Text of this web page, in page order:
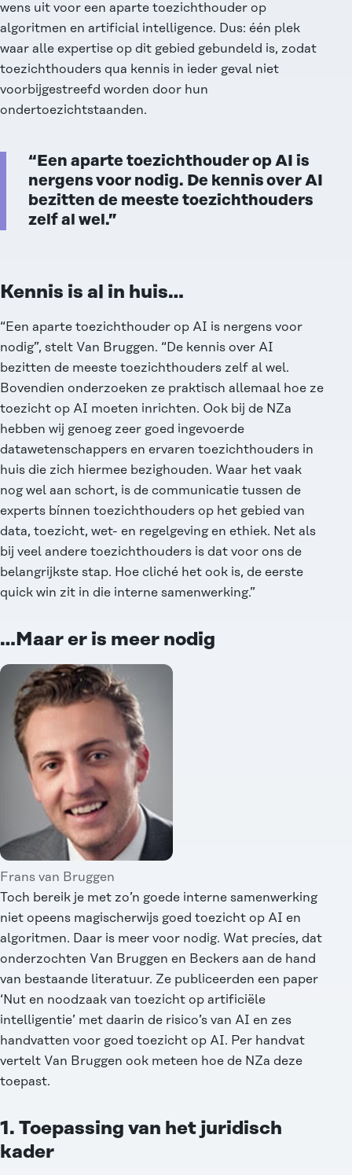
wens uit voor een aparte toezichthouder op
algoritmen en artificial intelligence. Dus: één plek
waar alle expertise op dit gebied gebundeld is, zodat
toezichthouders qua kennis in ieder geval niet
voorbijgestreefd worden door hun
ondertoezichtstaanden.
“Een aparte toezichthouder op AI is
nergens voor nodig. De kennis over AI
bezitten de meeste toezichthouders
zelf al wel.”
Kennis is al in huis…
“Een aparte toezichthouder op AI is nergens voor
nodig”, stelt Van Bruggen. “De kennis over AI
bezitten de meeste toezichthouders zelf al wel.
Bovendien onderzoeken ze praktisch allemaal hoe ze
toezicht op AI moeten inrichten. Ook bij de NZa
hebben wij genoeg zeer goed ingevoerde
datawetenschappers en ervaren toezichthouders in
huis die zich hiermee bezighouden. Waar het vaak
nog wel aan schort, is de communicatie tussen de
experts bínnen toezichthouders op het gebied van
data, toezicht, wet- en regelgeving en ethiek. Net als
bij veel andere toezichthouders is dat voor ons de
belangrijkste stap. Hoe cliché het ook is, de eerste
quick win zit in die interne samenwerking.”
…Maar er is meer nodig
Frans van Bruggen
Toch bereik je met zo’n goede interne samenwerking
niet opeens magischerwijs goed toezicht op AI en
algoritmen. Daar is meer voor nodig. Wat precíes, dat
onderzochten Van Bruggen en Beckers aan de hand
van bestaande literatuur. Ze publiceerden een paper
‘Nut en noodzaak van toezicht op artificiële
intelligentie’ met daarin de risico’s van AI en zes
handvatten voor goed toezicht op AI. Per handvat
vertelt Van Bruggen ook meteen hoe de NZa deze
toepast.
1. Toepassing van het juridisch
kader